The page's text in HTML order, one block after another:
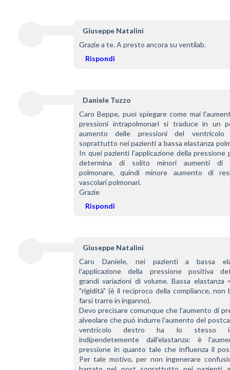
Giuseppe Natalini
Grazie a te. A presto ancora su ventilab.
Rispondi
Daniele Tuzzo
Caro Beppe, puoi spiegare come mai
pressioni intrapolmonari si traduce in un
aumento delle pressioni del ventricolo
soprattutto nei pazienti a bassa elastanza
In quei pazienti l'applicazione della pressione
determina di solito minori aumenti di
polmonare, quindi minore aumento di
vascolari polmonari.
Grazie
Rispondi
Giuseppe Natalini
Caro Daniele, nei pazienti a bassa
l'applicazione della pressione positiva
grandi variazioni di volume. Bassa elastanza
"rigidità" (è il reciproco della compliance, non
farsi trarre in inganno).
Devo precisare comunque che l'aumento di
alveolare che può indurre l'aumento del
ventricolo destro ha lo stesso
indipendetemente dall'elastanza: è
pressione in quanto tale che influenza il
Per tale motivo, per non ingenerare